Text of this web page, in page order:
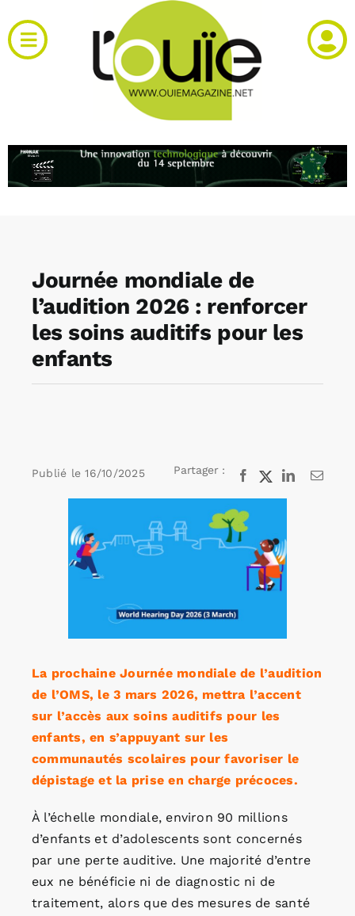
au
contenu
Toggle
Navigation
RH et emploi
Agenda
Kiosque
Annonces emploi
Journée mondiale de
l’audition 2026 : renforcer
les soins auditifs pour les
enfants
Publié le 16/10/2025 Partager : Facebook
X LinkedInEmail
l'image
agrandie
La prochaine Journée mondiale de l’audition
de l’OMS, le 3 mars 2026, mettra l’accent
sur l’accès aux soins auditifs pour les
enfants, en s’appuyant sur les
communautés scolaires pour favoriser le
dépistage et la prise en charge précoces.
À l’échelle mondiale, environ 90 millions
d’enfants et d’adolescents sont concernés
par une perte auditive. Une majorité d’entre
eux ne bénéficie ni de diagnostic ni de
traitement, alors que des mesures de santé